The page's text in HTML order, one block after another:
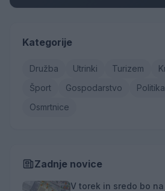
Kategorije
Družba Utrinki Turizem
Šport
Gospodarstvo Politika
Osmrtnice
Zadnje novice
V torek in sredo bo